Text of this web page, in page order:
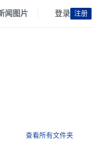
闻 图片 登录 注册
查看所有文件夹